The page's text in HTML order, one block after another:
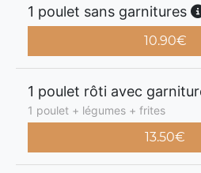
1 poulet sans garnitures
10.90€
1 poulet rôti avec
1 poulet + légumes + frites
13.50€